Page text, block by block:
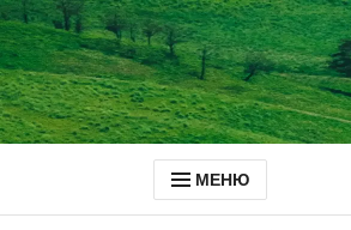
МЕНЮ